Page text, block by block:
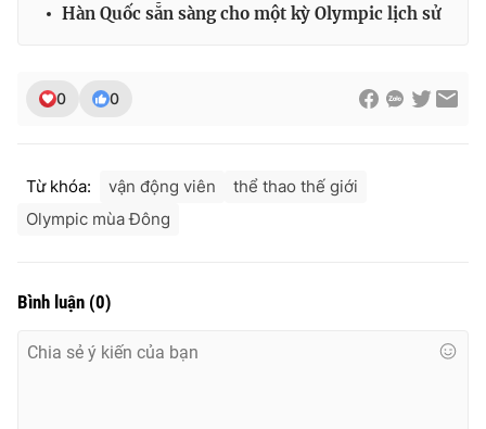
Hàn Quốc sẵn sàng cho một kỳ Olympic lịch sử
0 0
Từ khóa: vận động viên
thể thao thế giới
Olympic mùa Đông
Bình luận (0)